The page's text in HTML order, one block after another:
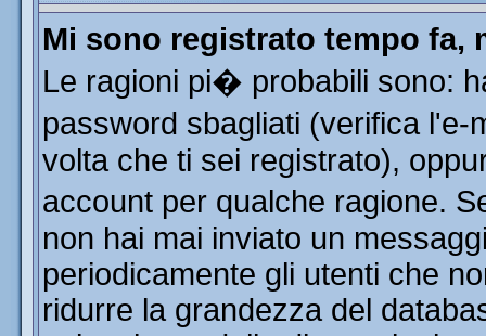
Mi sono registrato tempo
Le ragioni pi� probabili sono:
password sbagliati (verifica
volta che ti sei registrato),
account per qualche ragione.
non hai mai inviato un
periodicamente gli utenti che
ridurre la grandezza del